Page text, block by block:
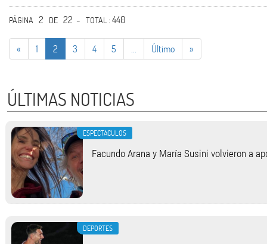
PÁGINA 2 DE 22 - TOTAL: 440
« 1 2 3 4 5 Último »
ÚLTIMAS NOTICIAS
ESPECTACULOS
Facundo Arana y María Susini volvieron a
DEPORTES